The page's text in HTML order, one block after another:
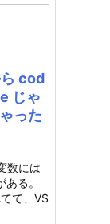
cod
じゃ
った
数には
る。
て、VS